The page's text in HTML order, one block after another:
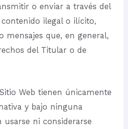
o enviar a través del
ilegal o ilícito,
mensajes que, en general,
del Titular o de
Web tienen únicamente
y bajo ninguna
usarse ni considerarse